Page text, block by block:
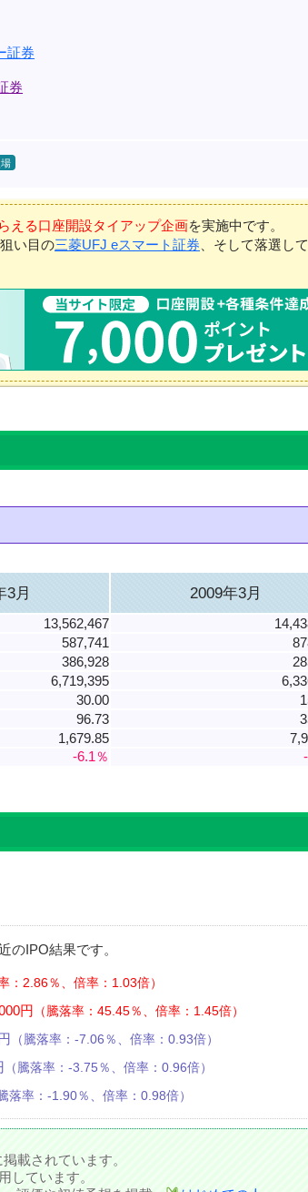
証券
券
える口座開設タイアップ企画を実施中です。
い目の三菱UFJ eスマート証券 、そして落選し
3月 2009年3月
13,562,467
587,741
386,928
6,719,395
30.00
96.73
1,679.85
-6.1％
のIPO結果です。
：2.86％、倍率：1.03倍
円 騰落率：45.45％、倍率：1.45倍
騰落率：-7.06％、倍率：0.93倍
騰落率：-3.75％、倍率：0.96倍
落率：-1.90％、倍率：0.98倍
掲載されています。
しています。